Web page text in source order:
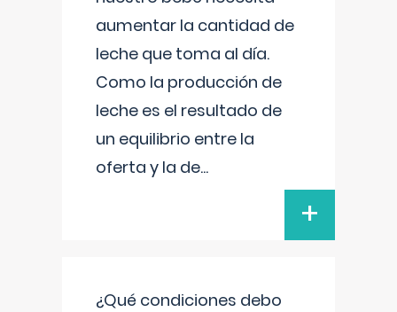
aumentar la cantidad de
leche que toma al día.
Como la producción de
leche es el resultado de
un equilibrio entre la
oferta y la de...
+
¿Qué condiciones debo